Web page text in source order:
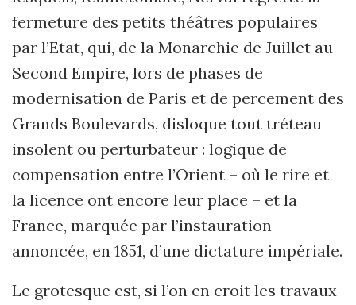
fermeture des petits théâtres populaires
par l’Etat, qui, de la Monarchie de Juillet au
Second Empire, lors de phases de
modernisation de Paris et de percement des
Grands Boulevards, disloque tout tréteau
insolent ou perturbateur : logique de
compensation entre l’Orient – où le rire et
la licence ont encore leur place – et la
France, marquée par l’instauration
annoncée, en 1851, d’une dictature impériale.
Le grotesque est, si l’on en croit les travaux